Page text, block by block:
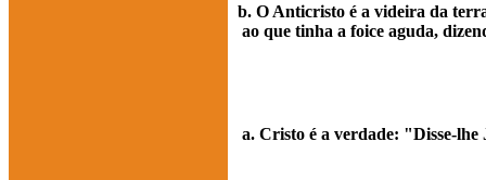
b. O Anticristo é a videira da
ao que tinha a foice aguda,
a. Cristo é a verdade: "Disse-lhe